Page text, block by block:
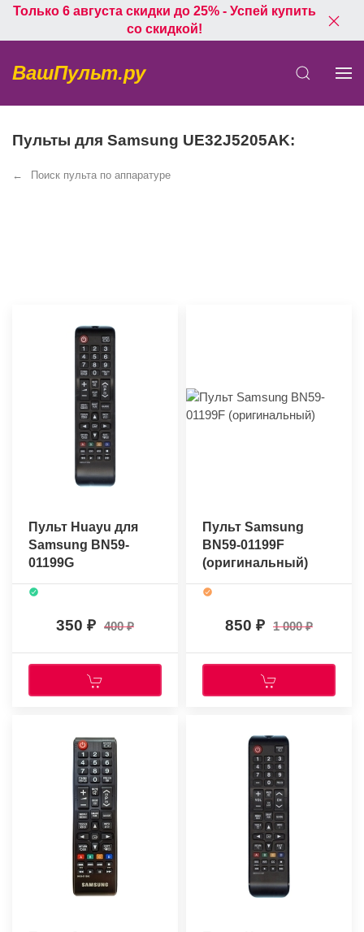
Только 6 августа скидки до 25% - Успей купить
со скидкой!
ВашПульт.ру
Пульты для Samsung UE32J5205AK:
Поиск пульта по аппаратуре
Пульт Huayu для
Samsung BN59-
01199G
350 400
Пульт Samsung
BN59-01199F
(оригинальный)
850 1 000